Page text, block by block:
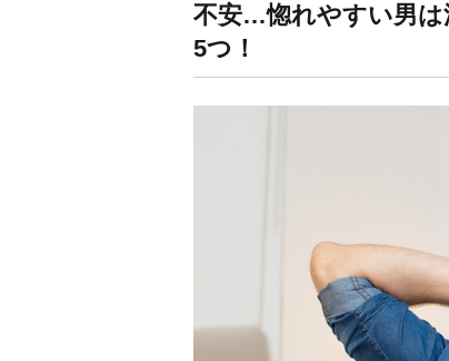
不安…惚れやすい男は
5つ！